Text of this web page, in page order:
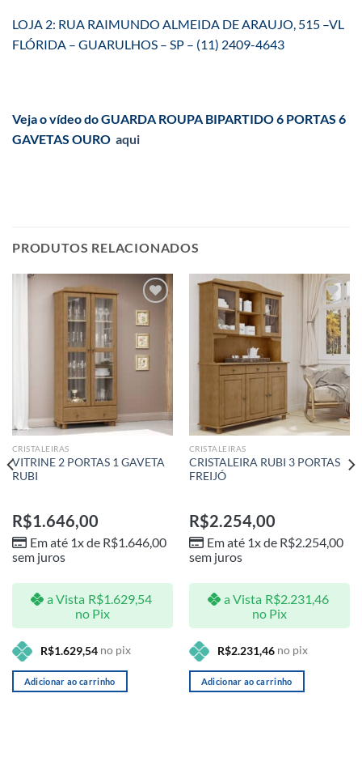
LOJA 2: RUA RAIMUNDO ALMEIDA DE ARAUJO, 515 –VL
FLÓRIDA – GUARULHOS – SP – (11) 2409-4643
Veja o vídeo do GUARDA ROUPA BIPARTIDO 6 PORTAS 6
GAVETAS OURO aqui
PRODUTOS RELACIONADOS
Adicionar
aos meus
desejos
CRISTALEIRAS
VITRINE 2 PORTAS 1 GAVETA
RUBI
R$1.646,00
Em até 1x de R$1.646,00
sem juros
a Vista R$1.629,54
no Pix
R$1.629,54no pix
Adicionar ao carrinho
Adicionar
aos meus
desejos
CRISTALEIRAS
CRISTALEIRA RUBI 3 PORTAS
FREIJÓ
R$2.254,00
Em até 1x de R$2.254,00
sem juros
a Vista R$2.231,46
no Pix
R$2.231,46no pix
Adicionar ao carrinho